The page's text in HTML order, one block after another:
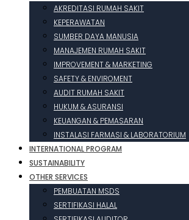
AKREDITASI RUMAH SAKIT
KEPERAWATAN
SUMBER DAYA MANUSIA
MANAJEMEN RUMAH SAKIT
IMPROVEMENT & MARKETING
SAFETY & ENVIROMENT
AUDIT RUMAH SAKIT
HUKUM & ASURANSI
KEUANGAN & PEMASARAN
INSTALASI FARMASI & LABORATORIUM
INTERNATIONAL PROGRAM
SUSTAINABILITY
OTHER SERVICES
PEMBUATAN MSDS
SERTIFIKASI HALAL